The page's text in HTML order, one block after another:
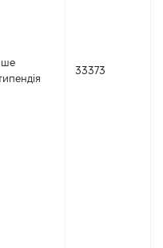
33373